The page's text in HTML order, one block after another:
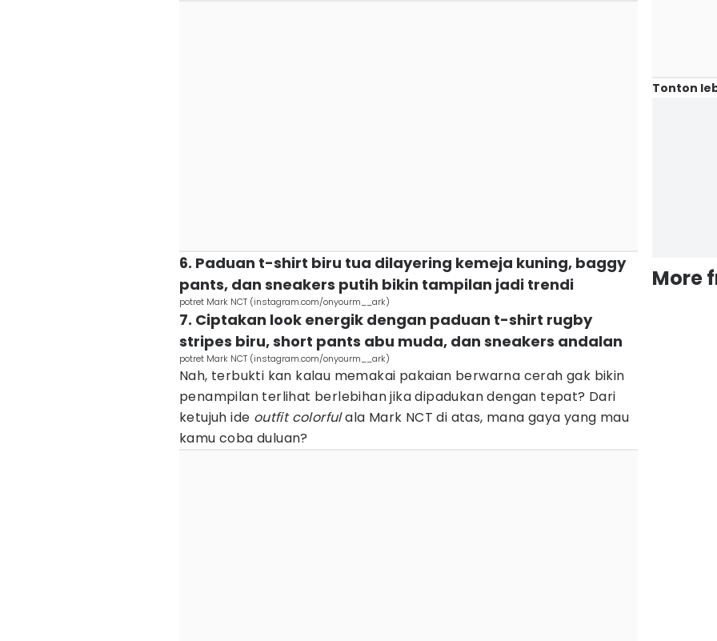
6. Paduan t-shirt biru tua dilayering kemeja kuning, baggy
pants, dan sneakers putih bikin tampilan jadi trendi
potret Mark NCT (instagram.com/onyourm__ark)
7. Ciptakan look energik dengan paduan t-shirt rugby
stripes biru, short pants abu muda, dan sneakers andalan
potret Mark NCT (instagram.com/onyourm__ark)
Nah, terbukti kan kalau memakai pakaian berwarna cerah gak bikin
penampilan terlihat berlebihan jika dipadukan dengan tepat? Dari
ketujuh ide outfit colorfulala Mark NCT di atas, mana gaya yang mau
kamu coba duluan?
Tonton
More